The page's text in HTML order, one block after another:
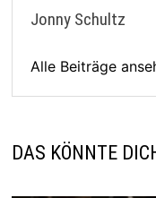
Jonny Schultz
Alle Beiträge
DAS KÖNNTE